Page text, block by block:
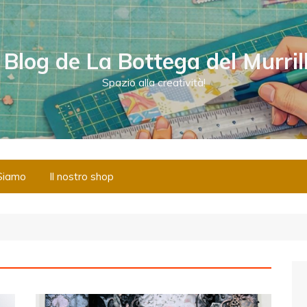
de La Bottega del
Spazio alla creatività!
Il nostro shop